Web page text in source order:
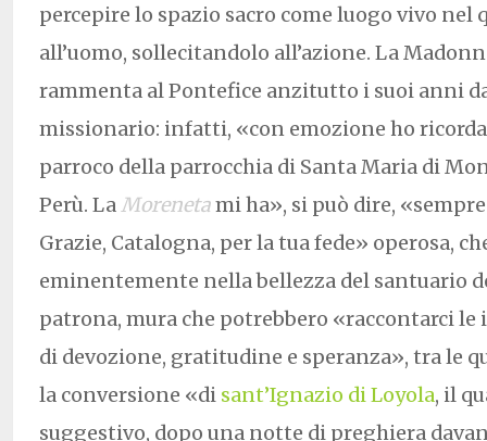
percepire lo spazio sacro come luogo vivo nel
all’uomo, sollecitandolo all’azione. La
rammenta al Pontefice anzitutto i suoi anni
missionario: infatti, «con emozione ho
parroco della parrocchia di Santa Maria di
Perù. LaMorenetami ha», si può dire,
Grazie, Catalogna, per la tua fede» operosa,
eminentemente nella bellezza del santuario
patrona, mura che potrebbero «raccontarci
di devozione, gratitudine e speranza», tra le
la conversione «di sant’Ignazio di Loyola, il
suggestivo, dopo una notte di preghiera